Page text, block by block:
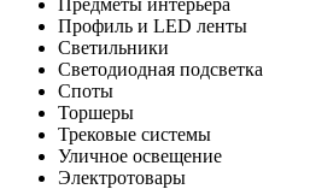
Предметы интерьера
Профиль и LED ленты
Светильники
Светодиодная подсветка
Споты
Торшеры
Трековые системы
Уличное освещение
Электротовары